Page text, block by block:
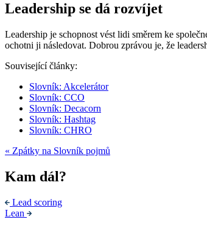
Leadership se dá rozvíjet
Leadership je schopnost vést lidi směrem ke
ochotni ji následovat. Dobrou zprávou je, že
Související články:
Slovník: Akcelerátor
Slovník: CCO
Slovník: Decacorn
Slovník: Hashtag
Slovník: CHRO
« Zpátky na Slovník pojmů
Kam dál?
Lead scoring
Lean